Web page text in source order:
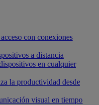
con conexiones
a distancia
en cualquier
la productividad desde
visual en tiempo